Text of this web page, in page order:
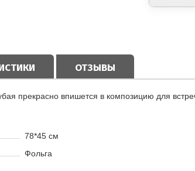
ОТЗЫВЫ
прекрасно впишется в композицию для
78*45 см
Фольга